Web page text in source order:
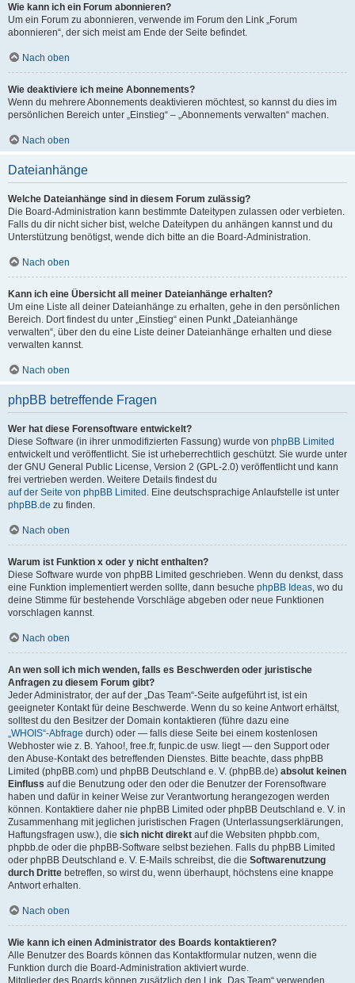
Wie kann ich ein Forum abonnieren?
Um ein Forum zu abonnieren, verwende im Forum den Link „Forum
abonnieren“, der sich meist am Ende der Seite befindet.
Nach oben
Wie deaktiviere ich meine Abonnements?
Wenn du mehrere Abonnements deaktivieren möchtest, so kannst du dies im
persönlichen Bereich unter „Einstieg“ – „Abonnements verwalten“ machen.
Nach oben
Dateianhänge
Welche Dateianhänge sind in diesem Forum zulässig?
Die Board-Administration kann bestimmte Dateitypen zulassen oder verbieten.
Falls du dir nicht sicher bist, welche Dateitypen du anhängen kannst und du
Unterstützung benötigst, wende dich bitte an die Board-Administration.
Nach oben
Kann ich eine Übersicht all meiner Dateianhänge erhalten?
Um eine Liste all deiner Dateianhänge zu erhalten, gehe in den persönlichen
Bereich. Dort findest du unter „Einstieg“ einen Punkt „Dateianhänge
verwalten“, über den du eine Liste deiner Dateianhänge erhalten und diese
verwalten kannst.
Nach oben
phpBB betreffende Fragen
Wer hat diese Forensoftware entwickelt?
Diese Software (in ihrer unmodifizierten Fassung) wurde von phpBB Limited
entwickelt und veröffentlicht. Sie ist urheberrechtlich geschützt. Sie wurde unter
der GNU General Public License, Version 2 (GPL-2.0) veröffentlicht und kann
frei vertrieben werden. Weitere Details findest du
auf der Seite von phpBB Limited . Eine deutschsprachige Anlaufstelle ist unter
phpBB.de zu finden.
Nach oben
Warum ist Funktion x oder y nicht enthalten?
Diese Software wurde von phpBB Limited geschrieben. Wenn du denkst, dass
eine Funktion implementiert werden sollte, dann besuche phpBB Ideas, wo du
deine Stimme für bestehende Vorschläge abgeben oder neue Funktionen
vorschlagen kannst.
Nach oben
An wen soll ich mich wenden, falls es Beschwerden oder juristische
Anfragen zu diesem Forum gibt?
Jeder Administrator, der auf der „Das Team“-Seite aufgeführt ist, ist ein
geeigneter Kontakt für deine Beschwerde. Wenn du so keine Antwort erhältst,
solltest du den Besitzer der Domain kontaktieren (führe dazu eine
„WHOIS“-Abfrage durch) oder — falls diese Seite bei einem kostenlosen
Webhoster wie z. B. Yahoo!, free.fr, funpic.de usw. liegt — den Support oder
den Abuse-Kontakt des betreffenden Dienstes. Bitte beachte, dass phpBB
Limited (phpBB.com) und phpBB Deutschland e. V. (phpBB.de) absolut keinen
Einfluss auf die Benutzung oder den oder die Benutzer der Forensoftware
haben und dafür in keiner Weise zur Verantwortung herangezogen werden
können. Kontaktiere daher nie phpBB Limited oder phpBB Deutschland e. V. in
Zusammenhang mit jeglichen juristischen Fragen (Unterlassungserklärungen,
Haftungsfragen usw.), die sich nicht direkt auf die Websiten phpbb.com,
phpbb.de oder die phpBB-Software selbst beziehen. Falls du phpBB Limited
oder phpBB Deutschland e. V. E-Mails schreibst, die die Softwarenutzung
durch Dritte betreffen, so wirst du, wenn überhaupt, höchstens eine knappe
Antwort erhalten.
Nach oben
Wie kann ich einen Administrator des Boards kontaktieren?
Alle Benutzer des Boards können das Kontaktformular nutzen, wenn die
Funktion durch die Board-Administration aktiviert wurde.
Mitglieder des Boards können zusätzlich den Link „Das Team“ verwenden.